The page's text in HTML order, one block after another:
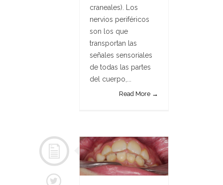
craneales). Los
nervios periféricos
son los que
transportan las
señales sensoriales
de todas las partes
del cuerpo,...
Read More →